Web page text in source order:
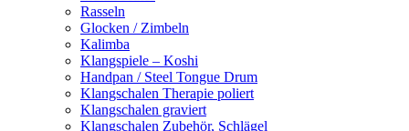
Rasseln
Glocken / Zimbeln
Kalimba
Klangspiele – Koshi
Handpan / Steel Tongue Drum
Klangschalen Therapie poliert
Klangschalen graviert
Klangschalen Zubehör, Schlägel